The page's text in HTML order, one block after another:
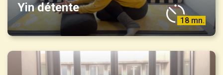
Yin détente
18 mn.